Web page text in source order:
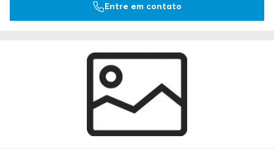
Entre em contato